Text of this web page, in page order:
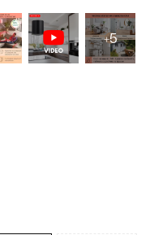
+5